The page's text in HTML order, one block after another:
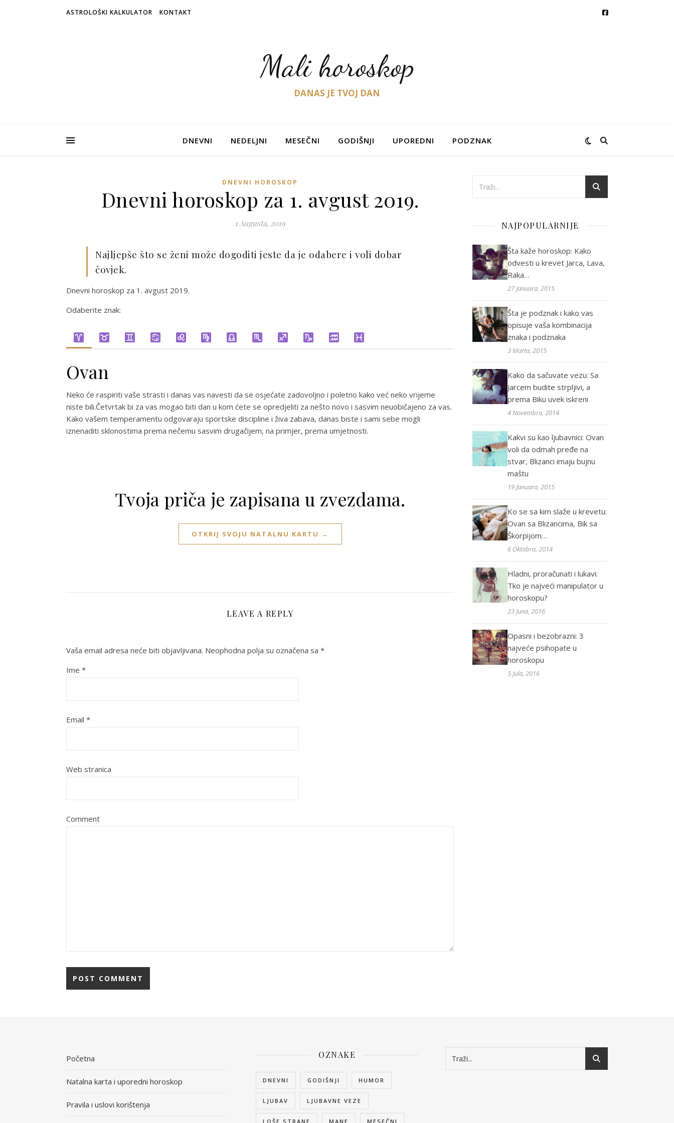
ASTROLOŠKI KALKULATOR KONTAKT
Mali horoskop
DANAS JE TVOJ DAN
DNEVNI NEDELJNI MESEČNI GODIŠNJI UPOREDNI PODZNAK
DNEVNI HOROSKOP
Dnevni horoskop za 1. avgust 2019.
1 Augusta, 2019
Najljepše što se ženi može dogoditi jeste da je odabere i voli dobar
čovjek.
Dnevni horoskop za 1. avgust 2019.
Odaberite znak:
Ovan
Neko će raspiriti vaše strasti i danas vas navesti da se osjećate zadovoljno i poletno kako već neko vrijeme
niste bili.Četvrtak bi za vas mogao biti dan u kom ćete se opredjeliti za nešto novo i sasvim neuobičajeno za vas.
Kako vašem temperamentu odgovaraju sportske discipline i živa zabava, danas biste i sami sebe mogli
iznenaditi sklonostima prema nečemu sasvim drugačijem, na primjer, prema umjetnosti.
Tvoja priča je zapisana u zvezdama.
OTKRIJ SVOJU NATALNU KARTU →
LEAVE A REPLY
Vaša email adresa neće biti objavljivana. Neophodna polja su označena sa *
Ime *
Email *
Web stranica
Comment
NAJPOPULARNIJE
Šta kaže horoskop: Kako
odvesti u krevet Jarca, Lava,
Raka…
27 Januara, 2015
Šta je podznak i kako vas
opisuje vaša kombinacija
znaka i podznaka
3 Marta, 2015
Kako da sačuvate vezu: Sa
Jarcem budite strpljivi, a
prema Biku uvek iskreni
4 Novembra, 2014
Kakvi su kao ljubavnici: Ovan
voli da odmah pređe na
stvar, Blizanci imaju bujnu
maštu
19 Januara, 2015
Ko se sa kim slaže u krevetu:
Ovan sa Blizancima, Bik sa
Škorpijom…
6 Oktobra, 2014
Hladni, proračunati i lukavi:
Tko je najveći manipulator u
horoskopu?
23 Juna, 2016
Opasni i bezobrazni: 3
najveće psihopate u
horoskopu
5 Jula, 2016
Početna
Natalna karta i uporedni horoskop
Pravila i uslovi korištenja
OZNAKE
DNEVNI GODIŠNJI HUMOR
LJUBAV LJUBAVNE VEZE
LOŠE STRANE MANE MESEČNI